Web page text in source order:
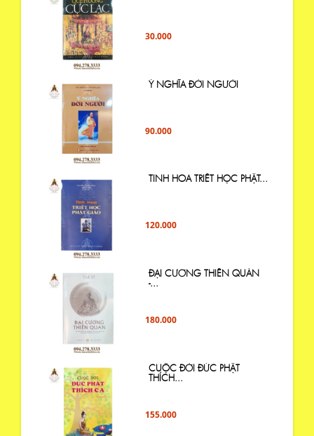
30.000
Ý NGHĨA ĐỜI NGƯỜI
90.000
TINH HOA TRIẾT HỌC PHẬT...
120.000
ĐẠI CƯƠNG THIỀN QUÁN
-...
180.000
CUỘC ĐỜI ĐỨC PHẬT
THÍCH...
155.000